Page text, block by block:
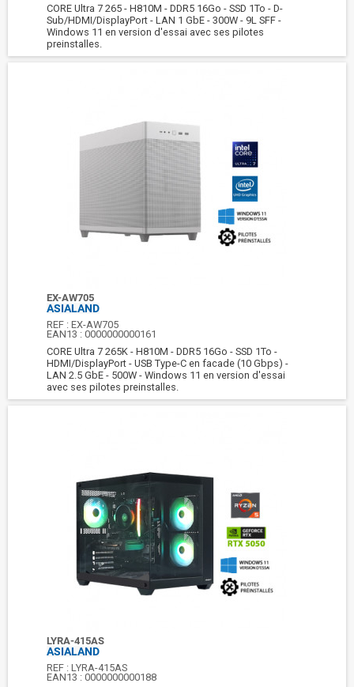
CORE Ultra 7 265 - H810M - DDR5 16Go - SSD 1To - D-
Sub/HDMI/DisplayPort - LAN 1 GbE - 300W - 9L SFF -
Windows 11 en version d'essai avec ses pilotes
preinstalles.
EX-AW705
ASIALAND
REF :EX-AW705
EAN13 :0000000000161
CORE Ultra 7 265K - H810M - DDR5 16Go - SSD 1To -
HDMI/DisplayPort - USB Type-C en facade (10 Gbps) -
LAN 2.5 GbE - 500W - Windows 11 en version d'essai
avec ses pilotes preinstalles.
LYRA-415AS
ASIALAND
REF :LYRA-415AS
EAN13 :0000000000188